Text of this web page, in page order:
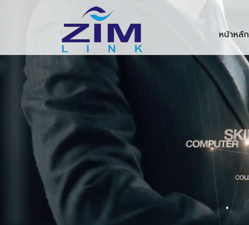
หน้าหลัก